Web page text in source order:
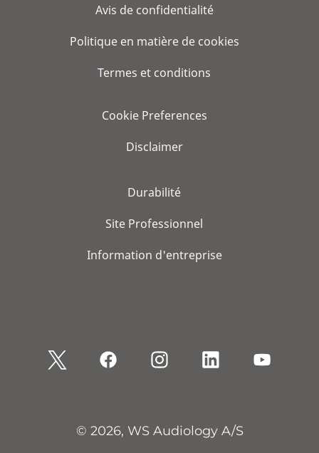
Avis de confidentialité
Politique en matière de cookies
Termes et conditions
Cookie Preferences
Disclaimer
Durabilité
Site Professionnel
Information d'entreprise
© 2026, WS Audiology A/S